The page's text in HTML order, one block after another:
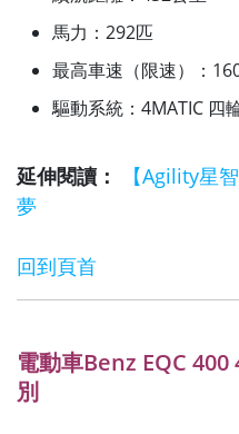
馬力：292匹
最高車速（限速）：
驅動系統：4MATIC 四
延伸閱讀：
【Agility星
夢
回到頁首
電動車Benz EQC
別